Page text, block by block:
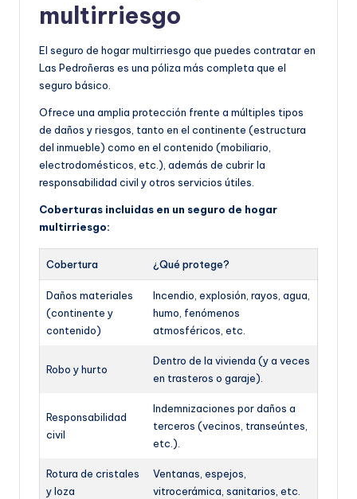
multirriesgo
El seguro de hogar multirriesgo que puedes contratar en
Las Pedroñeras es una póliza más completa que el
seguro básico.
Ofrece una amplia protección frente a múltiples tipos
de daños y riesgos, tanto en el continente (estructura
del inmueble) como en el contenido (mobiliario,
electrodomésticos, etc.), además de cubrir la
responsabilidad civil y otros servicios útiles.
Coberturas incluidas en un seguro de hogar
multirriesgo:
Cobertura ¿Qué protege?
Daños materiales
(continente y
contenido)
Incendio, explosión, rayos, agua,
humo, fenómenos
atmosféricos, etc.
Robo y hurto
Dentro de la vivienda (y a veces
en trasteros o garaje).
Responsabilidad
civil
Indemnizaciones por daños a
terceros (vecinos, transeúntes,
etc.).
Rotura de cristales
y loza
Ventanas, espejos,
vitrocerámica, sanitarios, etc.